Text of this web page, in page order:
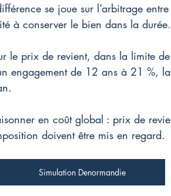
se joue sur l’arbitrage
à conserver le bien dans la durée.
le prix de revient, dans la limite
engagement de 12 ans à 21 %,
en coût global : prix de
doivent être mis en regard.
Simulation Denormandie